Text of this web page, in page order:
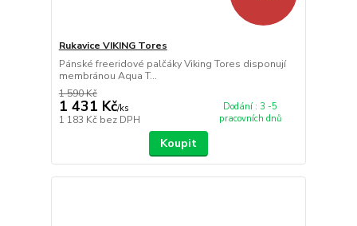
Rukavice VIKING Tores
Pánské freeridové palčáky Viking Tores disponují
membránou Aqua T...
1 590 Kč
1 431 Kč/ks
1 183 Kč bez DPH
Dodání : 3 -5
pracovních dnů
Koupit